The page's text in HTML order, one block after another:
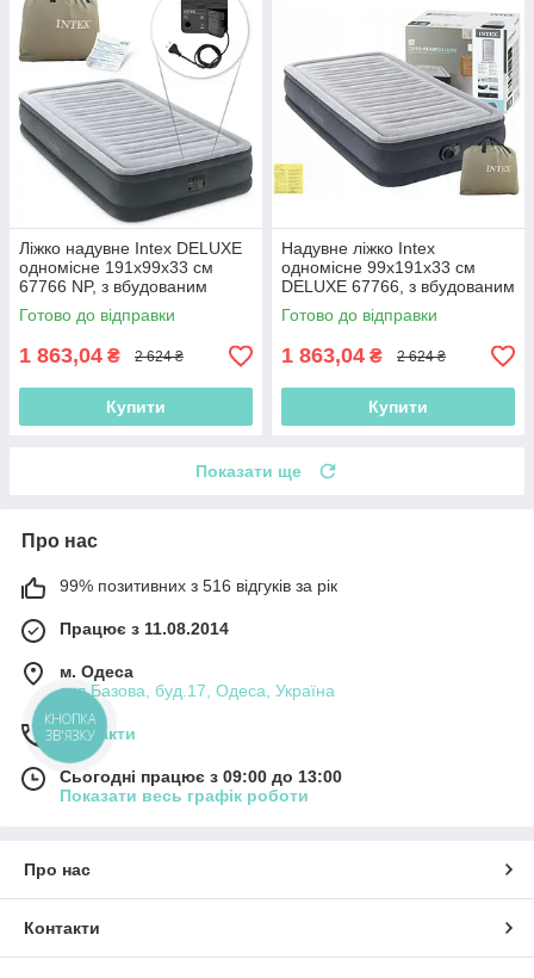
Ліжко надувне Intex DELUXE
одномісне 191х99х33 см
67766 NP, з вбудованим
насосом 220
Готово до відправки
1 863,04 ₴ 2 624 ₴
Купити
Надувне ліжко Intex
одномісне 99х191х33 см
DELUXE 67766, з вбудованим
насосом 220V
Готово до відправки
1 863,04 ₴ 2 624 ₴
Купити
Показати ще
Про нас
99% позитивних з 516 відгуків за рік
Працює з 11.08.2014
м. Одеса
вул.Базова, буд.17, Одеса, Україна
Контакти
Сьогодні працює з 09:00 до 13:00
Показати весь графік роботи
Про нас
Контакти
КНОПКА
ЗВ'ЯЗКУ